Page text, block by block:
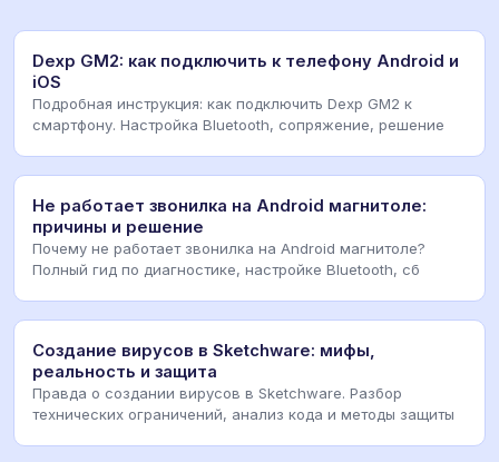
Dexp GM2: как подключить к телефону Android и
iOS
Подробная инструкция: как подключить Dexp GM2 к
смартфону. Настройка Bluetooth, сопряжение, решение
Не работает звонилка на Android магнитоле:
причины и решение
Почему не работает звонилка на Android магнитоле?
Полный гид по диагностике, настройке Bluetooth, сб
Создание вирусов в Sketchware: мифы,
реальность и защита
Правда о создании вирусов в Sketchware. Разбор
технических ограничений, анализ кода и методы защиты